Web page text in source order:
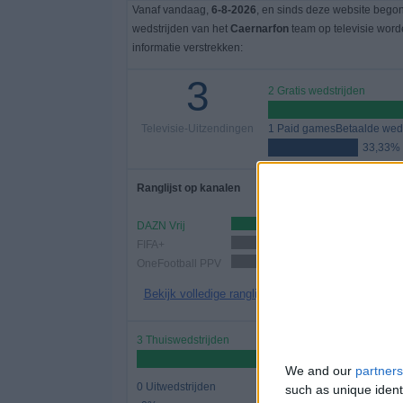
We and our partners
such as unique
Vanaf vandaag, 6-8-2026, en sinds deze website
wedstrijden van het Caernarfonteam op televisie
informatie verstrekken:
3
Televisie-Uitzendingen
2 Gratis wedstrijden
1 Paid gamesBetaalde
33,33%
Ranglijst op kanalen
DAZN Vrij
FIFA+
OneFootball PPV
Bekijk volledige ranglijst
3 Thuiswedstrijden
0 Uitwedstrijden